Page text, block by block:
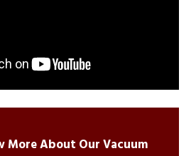
More About Our Vacuum